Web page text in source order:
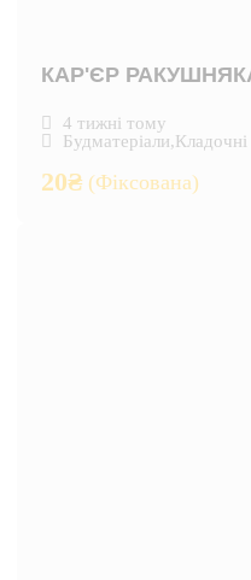
КАР'ЄР
4 тижні тому
Будматеріали,Кладочні
20₴ (Фіксована)